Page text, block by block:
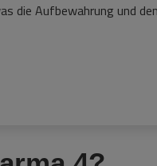
die Aufbewahrung und